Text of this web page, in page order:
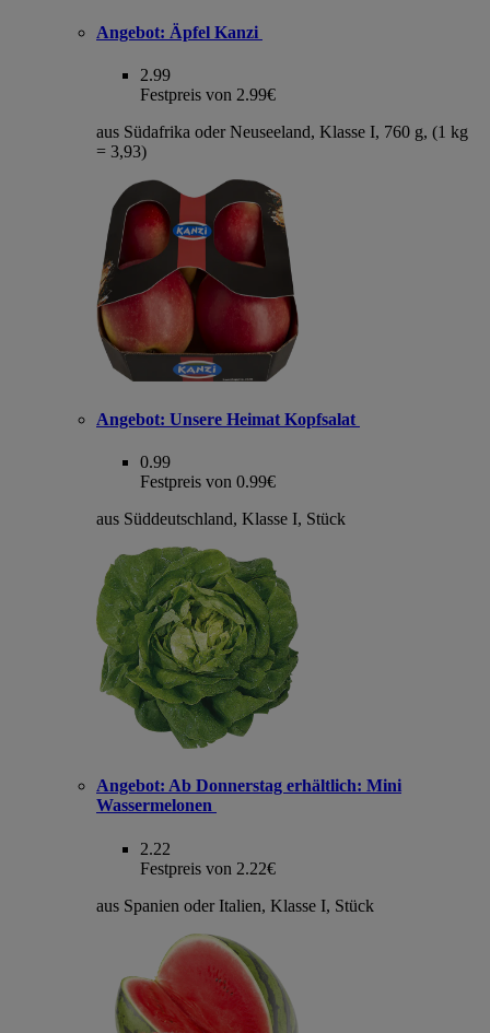
Angebot: Äpfel Kanzi
2.99
Festpreis von 2.99€
aus Südafrika oder Neuseeland, Klasse I, 760 g, (1 kg
= 3,93)
Angebot: Unsere Heimat Kopfsalat
0.99
Festpreis von 0.99€
aus Süddeutschland, Klasse I, Stück
Angebot: Ab Donnerstag erhältlich: Mini
Wassermelonen
2.22
Festpreis von 2.22€
aus Spanien oder Italien, Klasse I, Stück